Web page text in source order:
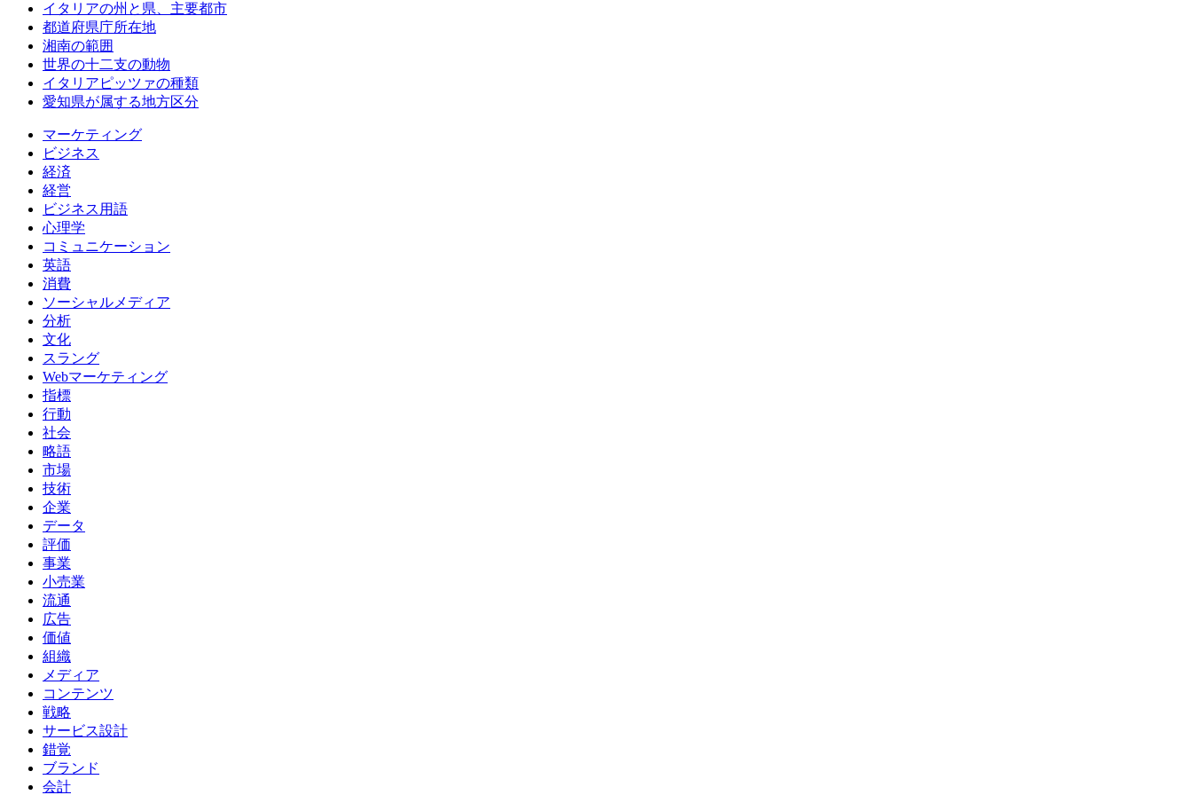
イタリアの州と県、主要都市
都道府県庁所在地
湘南の範囲
世界の十二支の動物
イタリアピッツァの種類
愛知県が属する地方区分
マーケティング
ビジネス
経済
経営
ビジネス用語
心理学
コミュニケーション
英語
消費
ソーシャルメディア
分析
文化
スラング
Webマーケティング
指標
行動
社会
略語
市場
技術
企業
データ
評価
事業
小売業
流通
広告
価値
組織
メディア
コンテンツ
戦略
サービス設計
錯覚
ブランド
会計